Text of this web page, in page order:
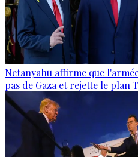
Netanyahu affirme que
pas de Gaza et rejette le plan